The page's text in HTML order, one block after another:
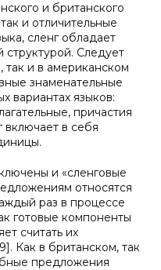
и британского
и отличительные
сленг обладает
структурой. Следует
так и в американском
знаменательные
вариантах языков:
причастия
включает в себя
и «сленговые
относятся
раз в процессе
готовые компоненты
считать их
Как в британском, так
предложения